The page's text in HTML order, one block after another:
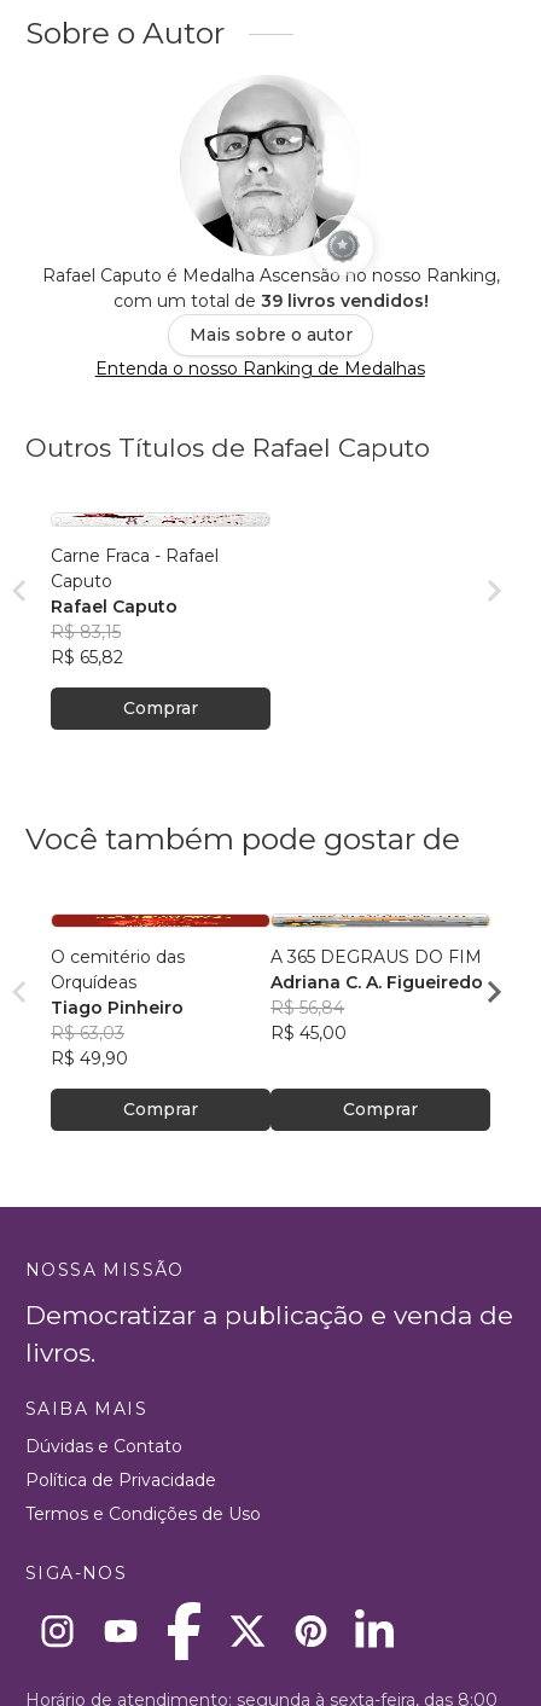
Sobre o Autor
Rafael Caputo é Medalha Ascensão no nosso Ranking,
com um total de 39 livros vendidos!
Mais sobre o autor
Entenda o nosso Ranking de Medalhas
Outros Títulos de Rafael Caputo
Carne Fraca - Rafael
Caputo
Rafael Caputo
R$ 83,15
R$ 65,82
Comprar
Você também pode gostar de
O cemitério das
Orquídeas
Tiago Pinheiro
R$ 63,03
R$ 49,90
Comprar
A 365 DEGRAUS DO FIM
Adriana C. A. Figueiredo
R$ 56,84
R$ 45,00
Comprar
R$
NOSSA MISSÃO
Democratizar a publicação e venda de
livros.
SAIBA MAIS
Dúvidas e Contato
Política de Privacidade
Termos e Condições de Uso
SIGA-NOS
Horário de atendimento: segunda à sexta-feira, das 8:00